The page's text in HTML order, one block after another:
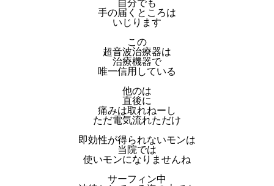
自分でも
手の届くところは
いじります
この
超音波治療器は
治療機器で
唯一信用している
他のは
直後に
痛みは取れねーし
ただ電気流れただけ
即効性が得られないモンは
当院では
使いモンになりませんね
サーフィン中